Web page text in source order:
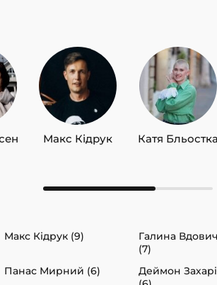
Макс Кідрук Катя Бльостка
Макс Кідрук (9)
Галина
(7)
Панас Мирний (6)
Деймон